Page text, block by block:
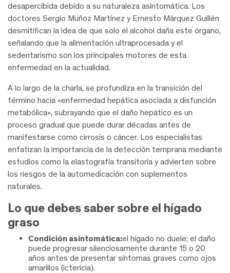
desapercibida debido a su naturaleza asintomática. Los
doctores Sergio Muñoz Martínez y Ernesto Márquez Guillén
desmitifican la idea de que solo el alcohol daña este órgano,
señalando que la alimentación ultraprocesada y el
sedentarismo son los principales motores de esta
enfermedad en la actualidad.
A lo largo de la charla, se profundiza en la transición del
término hacia «enfermedad hepática asociada a disfunción
metabólica», subrayando que el daño hepático es un
proceso gradual que puede durar décadas antes de
manifestarse como cirrosis o cáncer. Los especialistas
enfatizan la importancia de la detección temprana mediante
estudios como la elastografía transitoria y advierten sobre
los riesgos de la automedicación con suplementos
naturales.
Lo que debes saber sobre el hígado
graso
Condición asintomática:el hígado no duele; el daño
puede progresar silenciosamente durante 15 o 20
años antes de presentar síntomas graves como ojos
amarillos (ictericia).